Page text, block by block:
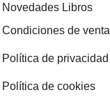
Novedades Libros
Condiciones de venta
Política de privacidad
Política de cookies